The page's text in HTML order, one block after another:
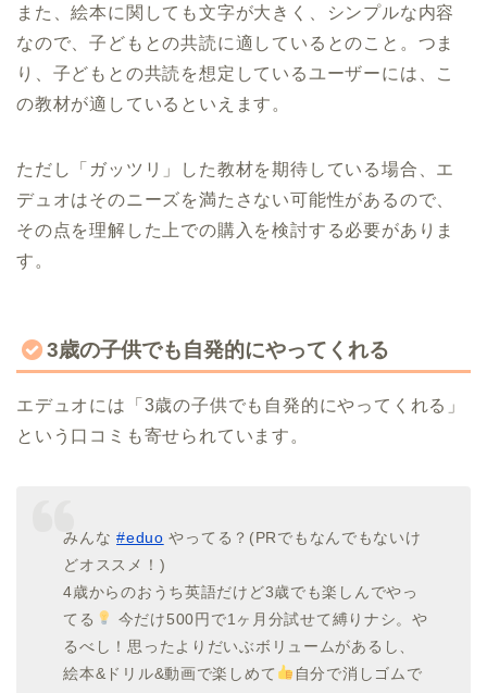
また、絵本に関しても文字が大きく、シンプルな内容
なので、子どもとの共読に適しているとのこと。つま
り、子どもとの共読を想定しているユーザーには、こ
の教材が適しているといえます。
ただし「ガッツリ」した教材を期待している場合、エ
デュオはそのニーズを満たさない可能性があるので、
その点を理解した上での購入を検討する必要がありま
す。
3歳の子供でも自発的にやってくれる
エデュオには「3歳の子供でも自発的にやってくれる」
という口コミも寄せられています。
みんな#eduo やってる？(PRでもなんでもないけ
どオススメ！)
4歳からのおうち英語だけど3歳でも楽しんでやっ
てる
今だけ500円で1ヶ月分試せて縛りナシ。や
るべし！思ったよりだいぶボリュームがあるし、
絵本&ドリル&動画で楽しめて
自分で消しゴムで